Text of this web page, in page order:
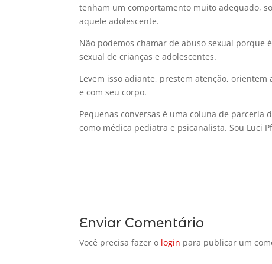
tenham um comportamento muito adequado,
aquele adolescente.
Não podemos chamar de abuso sexual porque
sexual de crianças e adolescentes.
Levem isso adiante, prestem atenção,
e com seu corpo.
Pequenas conversas é uma coluna de parceria
como médica pediatra e psicanalista. Sou Luci
Enviar Comentário
Você precisa fazer o login para publicar um